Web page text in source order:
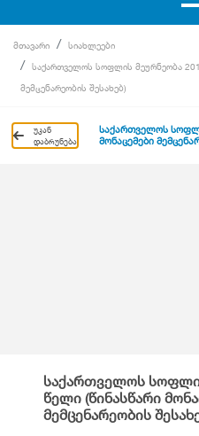
მთავარი
სიახლეები
საქართველოს სოფლის მეურნეობა
მემცენარეობის შესახებ)
უკან
დაბრუნება
საქართველოს
მონაცემები
საქართველოს
წელი (წინასწარი
მემცენარეობის